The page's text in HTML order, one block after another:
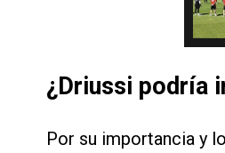
¿Driussi podría
Por su importancia y